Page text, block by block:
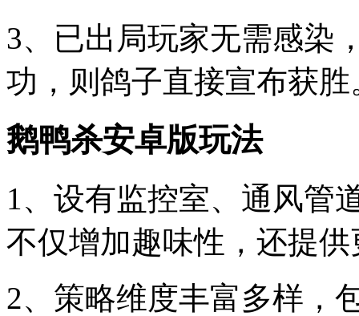
3、已出局玩家无需感染
功，则鸽子直接宣布获
鹅鸭杀安卓版玩法
1、设有监控室、通风管
不仅增加趣味性，还提
2、策略维度丰富多样，